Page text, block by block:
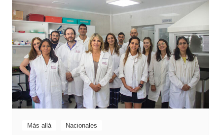
Más allá Nacionales